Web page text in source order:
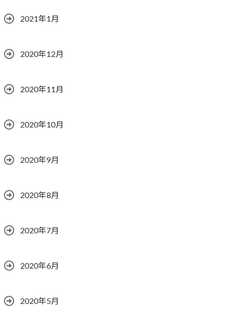
2021年1月
2020年12月
2020年11月
2020年10月
2020年9月
2020年8月
2020年7月
2020年6月
2020年5月